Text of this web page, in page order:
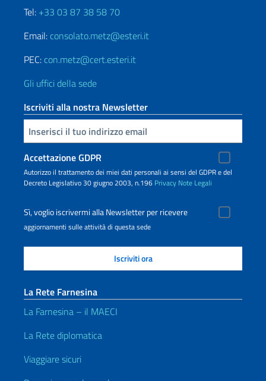
Tel: +33 03 87 38 58 70
Email: consolato.metz@esteri.it
PEC: con.metz@cert.esteri.it
Gli uffici della sede
Iscriviti alla nostra Newsletter
Inserisci la tua email
Accettazione GDPR
Autorizzo il trattamento dei miei dati personali ai sensi del GDPR e del
Decreto Legislativo 30 giugno 2003, n.196 Privacy Note Legali
Sì, voglio iscrivermi alla Newsletter per ricevere
aggiornamenti sulle attività di questa sede
La Rete Farnesina
La Farnesina – il MAECI
La Rete diplomatica
Viaggiare sicuri